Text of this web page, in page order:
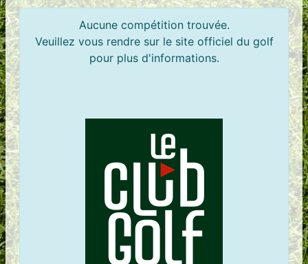
Aucune compétition trouvée.
Veuillez vous rendre sur le site officiel du golf
pour plus d'informations.